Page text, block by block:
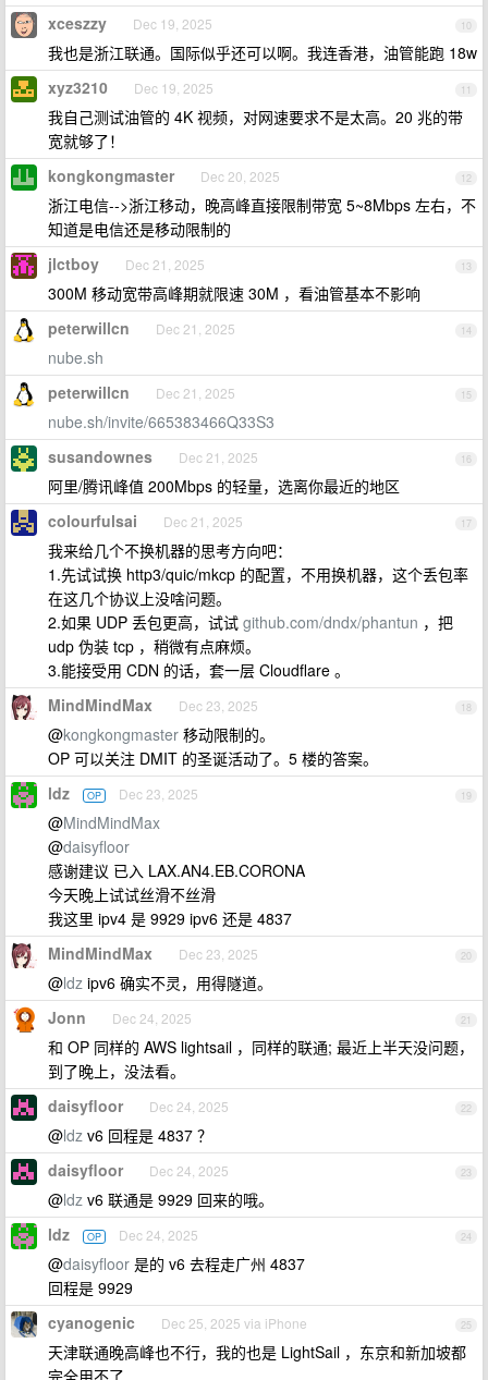
10
xceszzy Dec 19, 2025
我也是浙江联通。国际似乎还可以啊。我连香港，油管能跑 18w
11
xyz3210 Dec 19, 2025
我自己测试油管的 4K 视频，对网速要求不是太高。20 兆的带
宽就够了！
12
kongkongmaster Dec 20, 2025
浙江电信-->浙江移动，晚高峰直接限制带宽 5~8Mbps 左右，不
知道是电信还是移动限制的
13
jlctboy Dec 21, 2025
300M 移动宽带高峰期就限速 30M ，看油管基本不影响
14
peterwillcn Dec 21, 2025
nube.sh
15
peterwillcn Dec 21, 2025
nube.sh/invite/665383466Q33S3
16
susandownes Dec 21, 2025
阿里/腾讯峰值 200Mbps 的轻量，选离你最近的地区
17
colourfulsai Dec 21, 2025
我来给几个不换机器的思考方向吧：
1.先试试换 http3/quic/mkcp 的配置，不用换机器，这个丢包率
在这几个协议上没啥问题。
2.如果 UDP 丢包更高，试试 github.com/dndx/phantun ，把
udp 伪装 tcp ，稍微有点麻烦。
3.能接受用 CDN 的话，套一层 Cloudflare 。
18
MindMindMax Dec 23, 2025
@kongkongmaster 移动限制的。
OP 可以关注 DMIT 的圣诞活动了。5 楼的答案。
19
ldz OP Dec 23, 2025
@MindMindMax
@daisyfloor
感谢建议 已入 LAX.AN4.EB.CORONA
今天晚上试试丝滑不丝滑
我这里 ipv4 是 9929 ipv6 还是 4837
20
MindMindMax Dec 23, 2025
@ldz ipv6 确实不灵，用得隧道。
21
Jonn Dec 24, 2025
和 OP 同样的 AWS lightsail ，同样的联通; 最近上半天没问题，
到了晚上，没法看。
22
daisyfloor Dec 24, 2025
@ldz v6 回程是 4837 ？
23
daisyfloor Dec 24, 2025
@ldz v6 联通是 9929 回来的哦。
24
ldz OP Dec 24, 2025
@daisyfloor 是的 v6 去程走广州 4837
回程是 9929
25
cyanogenic Dec 25, 2025 via iPhone
天津联通晚高峰也不行，我的也是 LightSail ，东京和新加坡都
完全用不了